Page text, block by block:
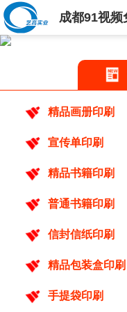
成都91视频
精品画册印刷
宣传单印刷
精品书籍印刷
普通书籍印刷
信封信纸印刷
精品包装盒印刷
手提袋印刷